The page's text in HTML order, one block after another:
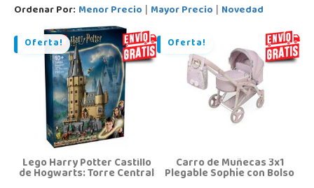
Ordenar Por: Menor Precio | Mayor Precio | Novedad
Oferta!
Lego Harry Potter Castillo
de Hogwarts: Torre Central
Oferta!
Carro de Muñecas 3x1
Plegable Sophie con Bolso